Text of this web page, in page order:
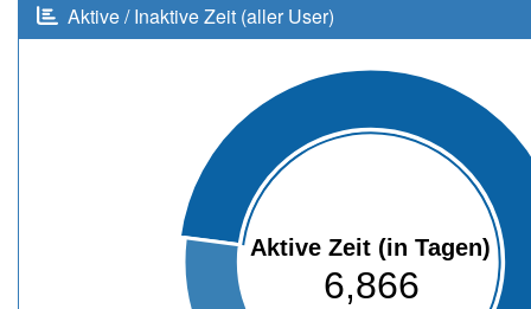
Aktive / Inaktive Zeit (aller User)
Aktive Zeit (in Tagen)
6,866